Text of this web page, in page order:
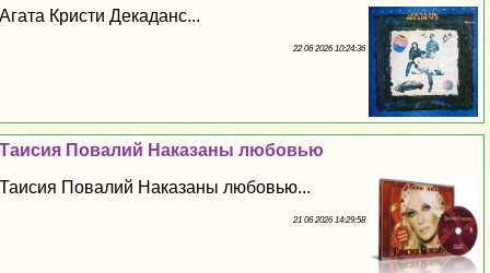
Агата Кристи Декаданс...
22 06 2026 10:24:36
Таисия Повалий Наказаны любовью
Таисия Повалий Наказаны любовью...
21 06 2026 14:29:58